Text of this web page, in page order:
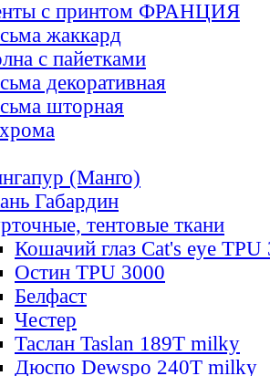
с принтом ФРАНЦИЯ
жаккард
с пайетками
декоративная
шторная
(Манго)
Габардин
тентовые ткани
Кошачий глаз Cat's eye TPU
Остин TPU 3000
Белфаст
Честер
Таслан Taslan 189T milky
Дюспо Dewspo 240T milky